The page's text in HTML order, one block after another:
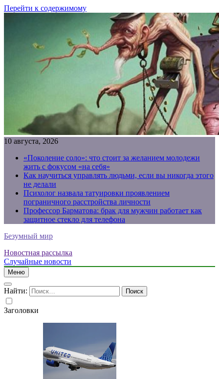
Перейти к содержимому
10 августа, 2026
«Поколение соло»: что стоит за желанием молодежи
жить с фокусом «на себя»
Как научиться управлять людьми, если вы никогда этого
не делали
Психолог назвала татуировки проявлением
пограничного расстройства личности
Профессор Барматова: брак для мужчин работает как
защитное стекло для телефона
Безумный мир
Новостная рассылка
Случайные новости
Меню
Найти:
Заголовки